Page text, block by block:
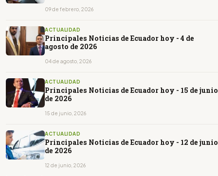
09 de febrero, 2026
ACTUALIDAD
Principales Noticias de Ecuador hoy - 4 de
agosto de 2026
04 de agosto, 2026
ACTUALIDAD
Principales Noticias de Ecuador hoy - 15 de junio
de 2026
15 de junio, 2026
ACTUALIDAD
Principales Noticias de Ecuador hoy - 12 de junio
de 2026
12 de junio, 2026